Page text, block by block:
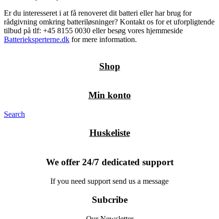
Er du interesseret i at få renoveret dit batteri eller har brug for
rådgivning omkring batteriløsninger? Kontakt os for et uforpligtende
tilbud på tlf: +45 8155 0030 eller besøg vores hjemmeside
Batterieksperterne.dk for mere information.
Shop
Min konto
Search
Huskeliste
We offer 24/7 dedicated support
If you need support send us a message
Subcribe